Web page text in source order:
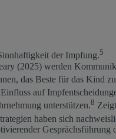
der Impfung.5
(2025) werden
das Beste für das Kind
auf
unterstützen.8
haben sich